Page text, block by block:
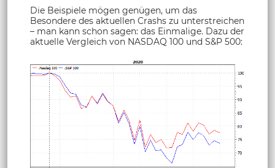
Die Beispiele mögen genügen, um das
Besondere des aktuellen Crashs zu unterstreichen
– man kann schon sagen: das Einmalige. Dazu der
aktuelle Vergleich von NASDAQ 100 und S&P 500: